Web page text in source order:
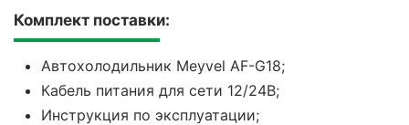
Комплект поставки:
Автохолодильник Meyvel AF-G18;
Кабель питания для сети 12/24В;
Инструкция по эксплуатации;